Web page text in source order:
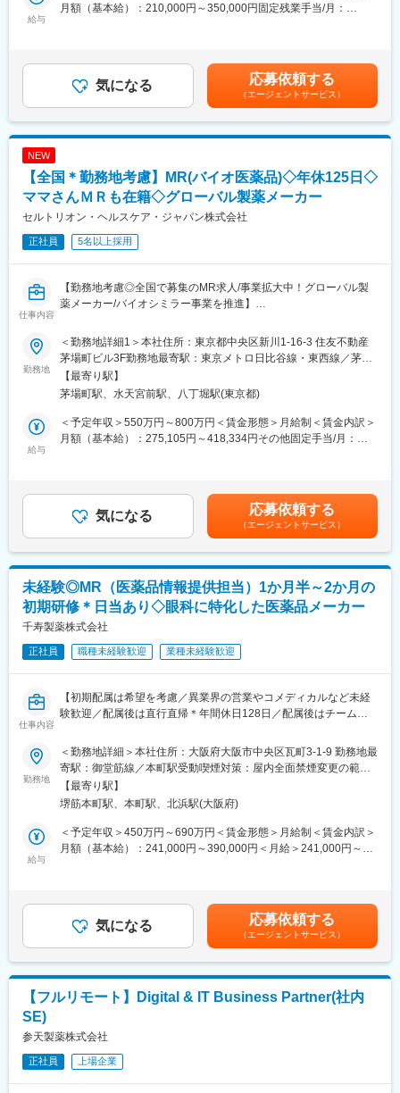
＜詳細＞
・販売促進施策の企画・提案
・本部バイヤーとの商談・関係構築
・既存取引先への深耕営業
現在はOTC医薬品が中心で、内服固形剤（鎮痛薬など）、外用剤
（点鼻薬、虫刺され薬など）のNB品・PB品を取り扱っていま
す。
今後は健康食品や機能性表示食品などの分野へ事業領域が広がる
可能性もあります。
社用車を利用して営業活動を行います。
担当エリアや担当社数、出張頻度はご経験やスキルに応じて決定
新規開拓営業をお任せします。
■入社後の流れ：
配属部署にてOJTを開始し、先輩社員との商談同行や引継ぎを通
じて、担当顧客や営業活動について理解を深めていただきます。
独り立ちの時期は一律ではなく、習熟度や経験に応じて判断する
ため、安心して業務に取り組める環境です。
新規先への営業活動を行っています。
目標の達成状況は評価項目の一つですが、達成率以外に、取り組
み内容も踏まえて評価しています。
ビューを行い役員との面談を実施しています。
■組織構成：
12名(40歳～72歳)が在籍しています。
部署や役職を問わず意見や提案が活発な社風です。新しいことへ
の挑戦を歓迎し、一人ひとりが主体的にチャレンジできる環境づ
くりを大切にしています。
また、仕事とプライベートの両立を支援し、ワークライフバラン
スを重視した働きやすい職場づくりに努めています。
給与
月額（基本給）：210,000円～350,000円固定残業手当/月：
給与詳細は、あくまでも目安の金額であり、選考を通じて上下す
る可能性があります。■昇給：年1回（0.50％～1.00％）■賞与：
年2回（計3ヵ月分以上）賃金はあくまでも目安の金額であり、選
考を通じて上下する可能性があります。月給(月額)は固定手当を含
めた表記です。
気になる 応募依頼する
（エージェントサービス）
NEW
【全国＊勤務地考慮】MR(バイオ医薬品)◇年休125日◇
ママさんＭＲも在籍◇グローバル製薬メーカー
セルトリオン・ヘルスケア・ジャパン株式会社
正社員 5名以上採用
仕事内容
【勤務地考慮◎全国で募集のMR求人/事業拡大中！グローバル製
薬メーカー/バイオシミラー事業を推進】
バイオ医薬品を開発・製造する総合ヘルスケアグループの日本法
人である当社にて、MRを募集いたします。
■業務内容：
・MR職務の担当エリアにおいて当社製品の新規口座開設ならびに
シェアの拡大を目指す
・販売目標を達成させるために卸との協業を推進する
・担当エリア内のKOLを育成し、その地区における波及効果を目
践する
■採用背景：
韓国セルトリオングループは、韓国株式市場KOSPIに上市してい
るバイオ医薬品を開発・製造する企業の中で、常に時価総額が
Top5のバイオ医薬品の開発及び製造技術に注力しているグループ
当社は、セルトリオングループで開発及び製造しているバイオシ
ミラー＊を含めたバイオ医薬品を日本で販売するため、セルトリ
を販売しており、今後もパイプラインを拡大していきます。
きながら、会社・個人共に成長して行くメンバーを今回募集致し
ます。
＊バイオシミラー：先行バイオ医薬品と同等/同質の品質、安全性
品。
セルトリオンは、抗体医薬品のバイオシミラーを世界規模で研究
開発から臨床試験、規制関連業務、製造、流通まで、バイオ医薬
品事業の全プロセスに対応するワンストップソリューションを提
供することで、世界中の患者様にバイオ医薬品の新しい治療の選
択肢をお届けしています。
勤務地
＜勤務地詳細1＞本社住所：東京都中央区新川1-16-3 住友不動産
茅場町ビル3F勤務地最寄駅：東京メトロ日比谷線・東西線／茅場
町駅受動喫煙対策：敷地内喫煙可能場所あり＜勤務地詳細2＞全国
住所：全国 受動喫煙対策：敷地内全面禁煙変更の範囲：会社の定
【最寄り駅】
茅場町駅、水天宮前駅、八丁堀駅(東京都)
給与
＜予定年収＞550万円～800万円＜賃金形態＞月給制＜賃金内訳＞
月額（基本給）：275,105円～418,334円その他固定手当/月：
残業手当＞有＜給与補足＞※年収は経験に応じて決定します。年収
には営業手当を含みます。※固定残業代は、時間外労働の有無に関
わらず40時間分が付きます。※別途営業日当支給（2,000円/日）賃
金はあくまでも目安の金額であり、選考を通じて上下する可能性
があります。月給(月額)は固定手当を含めた表記です。
気になる 応募依頼する
（エージェントサービス）
未経験◎MR（医薬品情報提供担当）1か月半～2か月の
初期研修＊日当あり◇眼科に特化した医薬品メーカー
千寿製薬株式会社
正社員 職種未経験歓迎 業種未経験歓迎
仕事内容
【初期配属は希望を考慮／異業界の営業やコメディカルなど未経
験歓迎／配属後は直行直帰＊年間休日128日／配属後はチーム制
■職務内容：
医薬品の情報提供担当（MR）として、ドクターや医薬品卸へ訪
問、当社製品の提案・販売をお任せします。
＜具体的な業務内容＞
◎訪問先：主に大学病院や眼科クリニック
・医薬品に関する情報提供活動
└クリニック向けに勉強会なども実施します
・販売代理店を訪問し、代理店担当者との関係構築、製品PR、顧
【MRとは】
品の情報の提供や収集を行います。同時に、医療現場から得た情
です。
勤務地
＜勤務地詳細＞本社住所：大阪府大阪市中央区瓦町3-1-9 勤務地最
寄駅：御堂筋線／本町駅受動喫煙対策：屋内全面禁煙変更の範
囲：会社の定める事業所
【最寄り駅】
堺筋本町駅、本町駅、北浜駅(大阪府)
給与
＜予定年収＞450万円～690万円＜賃金形態＞月給制＜賃金内訳＞
月額（基本給）：241,000円～390,000円＜月給＞241,000円～
も目安の金額であり、選考を通じて上下する可能性があります。
月給(月額)は固定手当を含めた表記です。
気になる 応募依頼する
（エージェントサービス）
【フルリモート】Digital & IT Business Partner(社内
SE)
参天製薬株式会社
正社員 上場企業